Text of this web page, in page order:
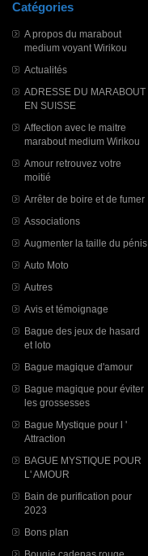
Catégories
A propos du marabout
medium voyant Wirikou
Actualités
ADRESSE DU MARABOUT
EN SUISSE
Affection avec le maitre
marabout medium Wirikou
Amour retrouvez votre
moitié
Arrêter de boire et de fumer
Associations
Augmenter la taille du pénis
Auto Moto
Autres
Avis et témoignage
Bague des jeux de hasard
et loto
Bague magique d'amour
Bague magique pour éviter
les grossesses
Bague Mystique pour l '
Attraction
BAGUE MYSTIQUE POUR
L' AMOUR
Bain de purification pour
2023
Bons plan
Bougie cadenas rouge